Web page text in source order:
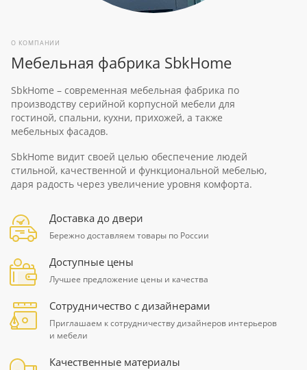
О КОМПАНИИ
Мебельная фабрика SbkHome
SbkHome – современная мебельная фабрика по
производству серийной корпусной мебели для
гостиной, спальни, кухни, прихожей, а также
мебельных фасадов.
SbkHome видит своей целью обеспечение людей
стильной, качественной и функциональной мебелью,
даря радость через увеличение уровня комфорта.
Доставка до двери
Бережно доставляем товары по России
Доступные цены
Лучшее предложение цены и качества
Сотрудничество с дизайнерами
Приглашаем к сотрудничеству дизайнеров интерьеров
и мебели
Качественные материалы